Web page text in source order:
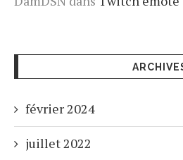
février 2024
juillet 2022